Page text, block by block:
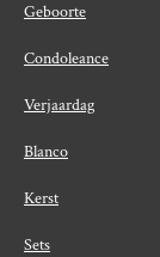
Geboorte
Condoleance
Verjaardag
Blanco
Kerst
Sets